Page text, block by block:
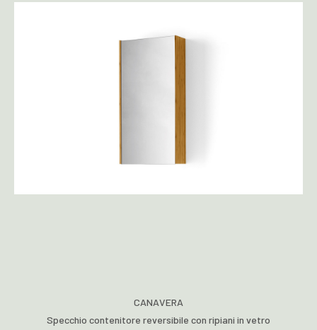
CANAVERA
Specchio contenitore reversibile con ripiani in vetro